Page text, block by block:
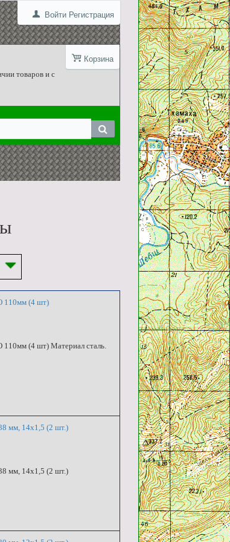
Войти Регистрация
Корзина
товаров и с
110мм (4 шт)
(4 шт) Материал сталь.
мм, 14x1,5 (2 шт.)
мм, 14x1,5 (2 шт.)